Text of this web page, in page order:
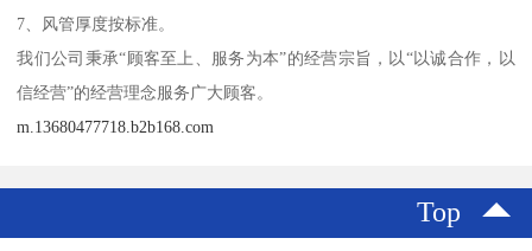
7、风管厚度按标准。
我们公司秉承“顾客至上、服务为本”的经营宗旨，以“以诚合作，以
信经营”的经营理念服务广大顾客。
m.13680477718.b2b168.com
Top